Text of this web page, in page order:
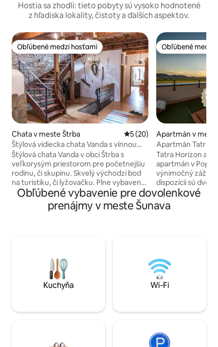
Hostia sa zhodli: tieto pobyty sú vysoko hodnotené
z hľadiska lokality, čistoty a ďalších aspektov.
Obľúbené medzi hosťami
Obľúbené medzi hosťami
Chata v meste Štrba Priemerné ohodnotenie 5
5 (20)
Štýlová vidiecka chata Vanda s vínnou
pivnicou
Štýlová chata Vanda v obci Štrba s
veľkorysým priestorom pre početnejšiu
rodinu, či skupinu. Skvelý východzí bod
na turistiku, či lyžovačku. Plne vybavená
s vínnou pivničkou, altánkom,
vnútorným aj vonkajším krbom,
optickým internetom...6 spální, 15 lôžok,
zorganizovania zážitkového večera s
ochutnávkou produktov z Maurícia, či
rozprávania s horským záchranárom.
Obľúbené medzi
Obľúbené medzi
Apartmán v
Apartmán Tatra
wellness
Tatra Horizon
apartmán v
výnimočný
dispozícii sú dve
terasa s vírivkou,
ochladzovacím
sprchou a
samostatnú
rodiny aj hostí,
relax bez rušenia.
Obľúbené vybavenie pre dovolenkové
prenájmy v meste Šunava
Kuchyňa Wi-Fi